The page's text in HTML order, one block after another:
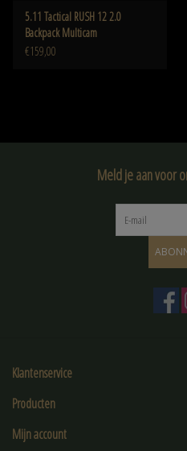
5.11 Tactical RUSH 12 2.0
Backpack Multicam
€159,00
Meld je aan voor
Klantenservice
Producten
Mijn account